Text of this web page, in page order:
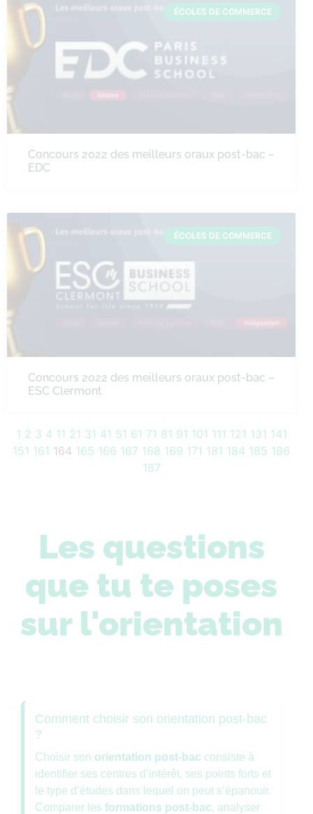
ÉCOLES DE COMMERCE
Concours 2022 des meilleurs oraux post-bac –
EDC
ÉCOLES DE COMMERCE
Concours 2022 des meilleurs oraux post-bac –
ESC Clermont
1 2 3 4 11 21 31 41 51 61 71 81 91 101 111 121 131 141
151 161 164 165 166 167 168 169 171 181 184 185 186
187
Les questions
que tu te poses
sur l'orientation
Comment choisir son orientation post-bac
?
Choisir son orientation post-bac consiste à
identifier ses centres d’intérêt, ses points forts et
le type d’études dans lequel on peut s’épanouir.
Comparer les formations post-bac, analyser